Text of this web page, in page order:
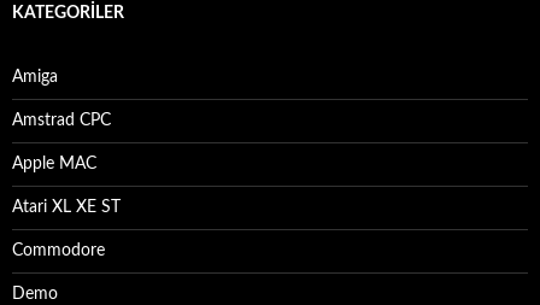
KATEGORILER
Amiga
Amstrad CPC
Apple MAC
Atari XL XE ST
Commodore
Demo